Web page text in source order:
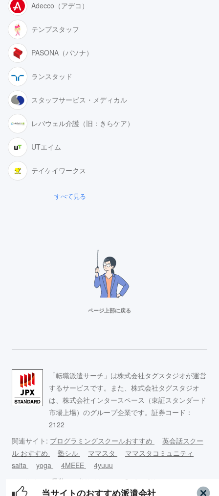
当サイトのおすすめ派遣会社
事務求人が豊富！
スタッフサービス
求人数16万件以上の派遣会社！
リクルートスタッフィング
派遣満足度14部門でNo.1
Adecco（アデコ）
テンプスタッフ
PASONA（パソナ）
ランスタッド
スタッフサービス・メディカル
レバウェル介護（旧：きらケア）
UTエイム
テイケイワークス
すべて見る
ページ上部に戻る
このサイ
トについ
運営
者情
当サイトの
引用につい
Cookieポリ
シーについ
制作ポリシ
「転職派遣サーチ」は株式会社タグスタジオが運営
するサービスです。また、株式会社タグスタジオ
は、株式会社インタースペース（東証スタンダード
市場上場）のグループ企業です。証券コード：
2122
関連サイト: プログラミングスクールおすすめ
英会話スクー
ル おすすめ
塾シル ママスタ
ママスタコミュニティ
saita
yoga 4MEEE 4yuuu